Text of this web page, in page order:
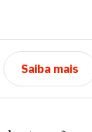
Saiba mais